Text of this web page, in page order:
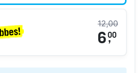
12,00
6,
00